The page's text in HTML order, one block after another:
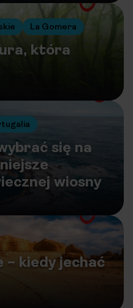
La Gomera
która
się na
wiosny
– kiedy jechać